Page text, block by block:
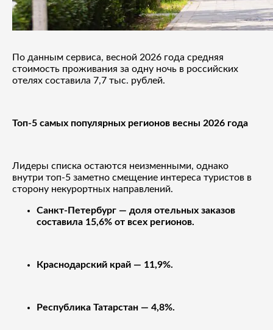
По данным сервиса, весной 2026 года средняя
стоимость проживания за одну ночь в российских
отелях составила 7,7 тыс. рублей.
Топ-5 самых популярных регионов весны 2026 года
Лидеры списка остаются неизменными, однако
внутри топ-5 заметно смещение интереса туристов в
сторону некурортных направлений.
Санкт-Петербург — доля отельных заказов
составила 15,6% от всех регионов.
Краснодарский край — 11,9%.
Республика Татарстан — 4,8%.